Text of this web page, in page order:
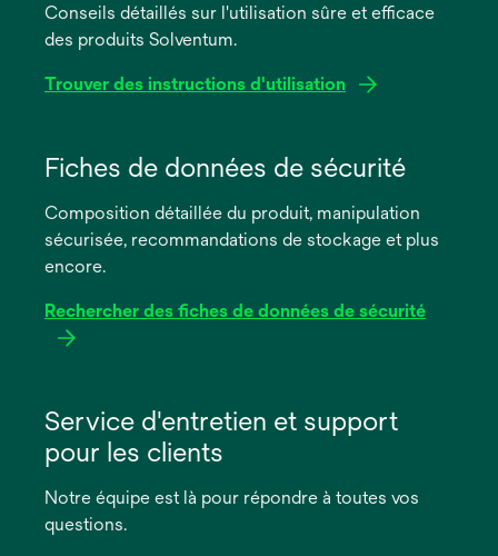
Conseils détaillés sur l'utilisation sûre et efficace
des produits Solventum.
Trouver des instructions d'utilisation
dans
nouvel
onglet
Fiches de données de sécurité
Composition détaillée du produit, manipulation
sécurisée, recommandations de stockage et plus
encore.
Rechercher des fiches de données de sécurité
dans
nouvel
onglet
Service d'entretien et support
pour les clients
Notre équipe est là pour répondre à toutes vos
questions.